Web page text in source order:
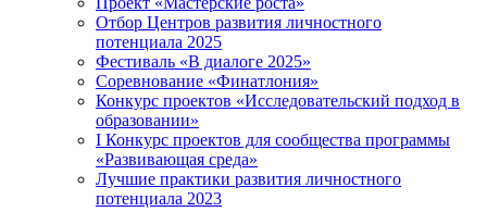
Отбор Центров развития личностного
потенциала 2025
Фестиваль «В диалоге 2025»
Соревнование «Финатлония»
Конкурс проектов «Исследовательский подход в
образовании»
I Конкурс проектов для сообщества программы
«Развивающая среда»
Лучшие практики развития личностного
потенциала 2023